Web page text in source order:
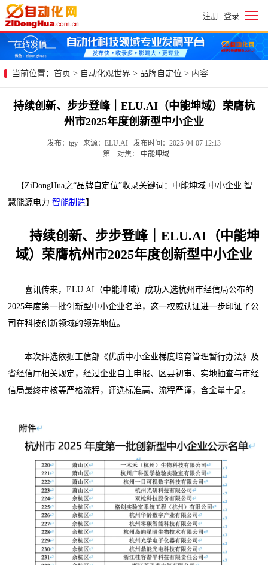
注册 | 登录
当前位置： 首页 > 自动化观世界 > 品牌自定位 > 内容
持续创新、步步登峰｜ELU.AI（中能坤域）荣膺杭
州市2025年度创新型中小企业
发布：tgy 来源：ELU.AI 发布时间：2025-04-07 12:13
第一对焦：
中能坤域
【ZiDongHua之“品牌自定位”收录关键词：中能坤域 中小企业 智
慧能源电力智能制造】
持续创新、步步登峰｜ELU.AI（中能坤
域）荣膺杭州市2025年度创新型中小企业
喜讯传来，ELU.AI（中能坤域）成功入选杭州市经信局公布的
2025年度第一批创新型中小企业名单，这一权威认证进一步印证了公
司在科技创新领域的领先地位。
本次评选依据工信部《优质中小企业梯度培育管理暂行办法》及
省经信厅相关规定，经过企业自主申报、区县初审、实地抽查与市经
信局最终审核等严格流程，评选标准高、流程严谨，含金量十足。